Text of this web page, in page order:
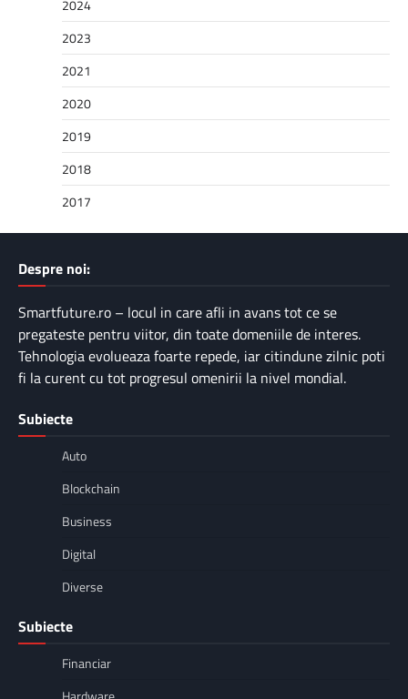
2024
2023
2021
2020
2019
2018
2017
Despre noi:
Smartfuture.ro – locul in care afli in avans tot ce se
pregateste pentru viitor, din toate domeniile de interes.
Tehnologia evolueaza foarte repede, iar citindune zilnic poti
fi la curent cu tot progresul omenirii la nivel mondial.
Subiecte
Auto
Blockchain
Business
Digital
Diverse
Subiecte
Financiar